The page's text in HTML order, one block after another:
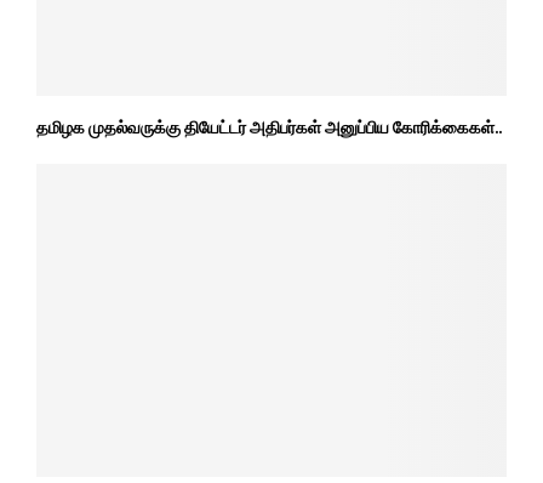
தமிழக முதல்வருக்கு தியேட்டர் அதிபர்கள் அனுப்பிய கோரிக்கைகள்..